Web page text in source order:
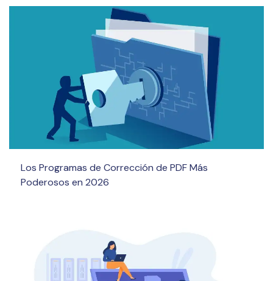
Los Programas de Corrección de PDF Más
Poderosos en 2026